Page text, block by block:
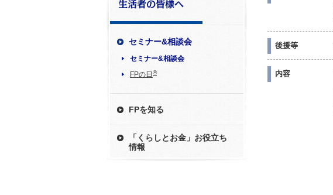
セミナー&相談会
セミナー&相談会
FPの日 ®
FPを知る
「くらしとお金」お役立ち
情報
後援等
内容